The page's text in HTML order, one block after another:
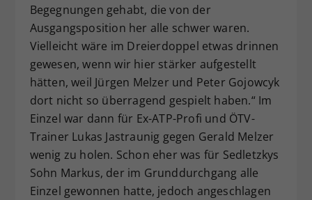
Begegnungen gehabt, die von der
Ausgangsposition her alle schwer waren.
Vielleicht wäre im Dreierdoppel etwas drinnen
gewesen, wenn wir hier stärker aufgestellt
hätten, weil Jürgen Melzer und Peter Gojowcyk
dort nicht so überragend gespielt haben.“ Im
Einzel war dann für Ex-ATP-Profi und ÖTV-
Trainer Lukas Jastraunig gegen Gerald Melzer
wenig zu holen. Schon eher was für Sedletzkys
Sohn Markus, der im Grunddurchgang alle
Einzel gewonnen hatte, jedoch angeschlagen